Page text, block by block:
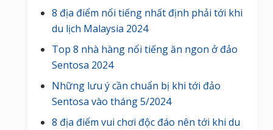
8 địa điểm nổi tiếng nhất định phải tới khi
du lịch Malaysia 2024
Top 8 nhà hàng nổi tiếng ăn ngon ở đảo
Sentosa 2024
Những lưu ý cần chuẩn bị khi tới đảo
Sentosa vào tháng 5/2024
8 địa điểm vui chơi độc đáo nên tới khi du